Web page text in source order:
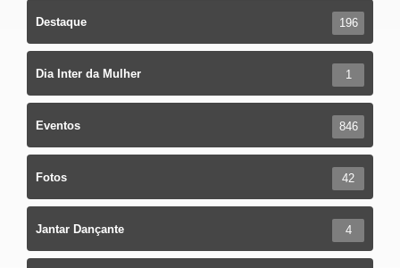
Destaque 196
Dia Inter da Mulher 1
Eventos 846
Fotos 42
Jantar Dançante 4